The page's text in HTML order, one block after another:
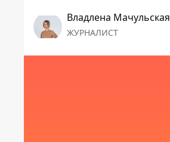
Владлена Мачульская
ЖУРНАЛИСТ